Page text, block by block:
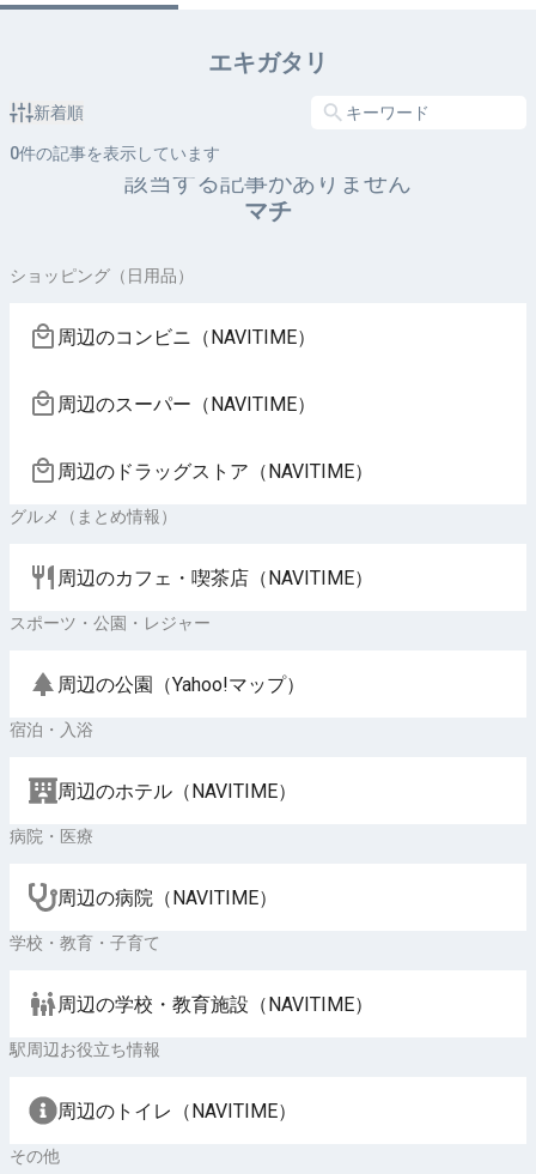
エキガタリ
新着順
0件の記事を表示しています
該当する記事がありません
マチ
ショッピング（日用品）
周辺のコンビニ（NAVITIME）
周辺のスーパー（NAVITIME）
周辺のドラッグストア（NAVITIME）
グルメ（まとめ情報）
周辺のカフェ・喫茶店（NAVITIME）
スポーツ・公園・レジャー
周辺の公園（Yahoo!マップ）
宿泊・入浴
周辺のホテル（NAVITIME）
病院・医療
周辺の病院（NAVITIME）
学校・教育・子育て
周辺の学校・教育施設（NAVITIME）
駅周辺お役立ち情報
周辺のトイレ（NAVITIME）
その他